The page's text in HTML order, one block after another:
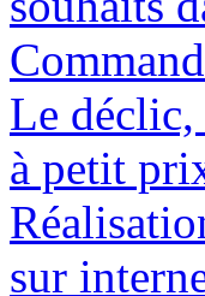
Le déclic,
à petit
sur